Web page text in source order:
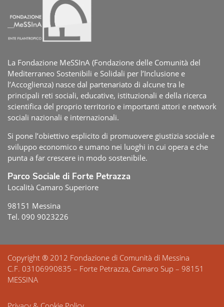
La Fondazione MeSSInA (Fondazione delle Comunità del
Mediterraneo Sostenibili e Solidali per l’Inclusione e
l’Accoglienza) nasce dal partenariato di alcune tra le
principali reti sociali, educative, istituzionali e della ricerca
scientifica del proprio territorio e importanti attori e network
sociali nazionali e internazionali.
Si pone l’obiettivo esplicito di promuovere giustizia sociale e
sviluppo economico e umano nei luoghi in cui opera e che
punta a far crescere in modo sostenibile.
Parco Sociale di Forte Petrazza
Località Camaro Superiore
98151 Messina
Tel. 090 9023226
Copyright ® 2012 Fondazione di Comunità di Messina
C.F. 03106990835 – Forte Petrazza, Camaro Sup – 98151
MESSINA